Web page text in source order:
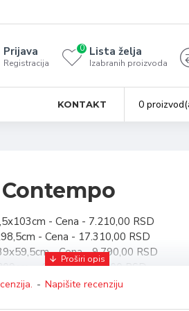
Prijava
Registracija
Lista želja
Izabranih proizvoda
0
KONTAKT 0
- Cena - 7.210,00 RSD
- Cena - 17.310,00 RSD
- Cena - 9.790,00 RSD
- Cena - 23.730,00 RSD
- Napišite recenziju